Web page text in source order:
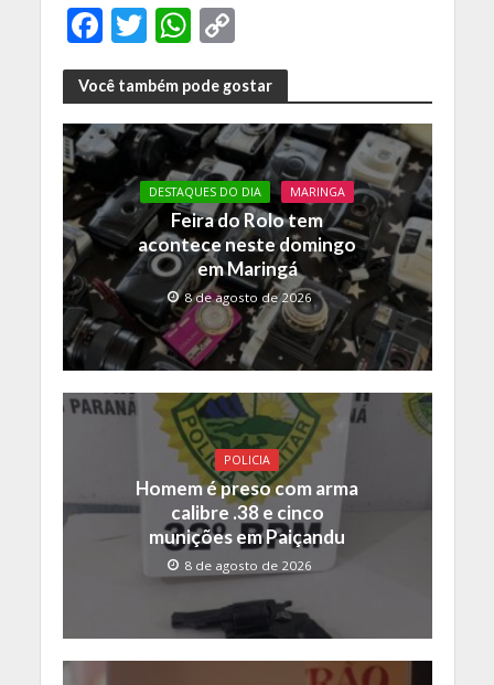
F
ac
e
b
o
o
k
T
w
itt
er
W
h
at
s
A
p
p
C
o
p
y
Li
n
k
Você também pode gostar
DESTAQUES DO DIA MARINGA
Feira do Rolo tem
acontece neste domingo
em Maringá
8 de agosto de 2026
POLICIA
Homem é preso com arma
calibre .38 e cinco
munições em Paiçandu
8 de agosto de 2026